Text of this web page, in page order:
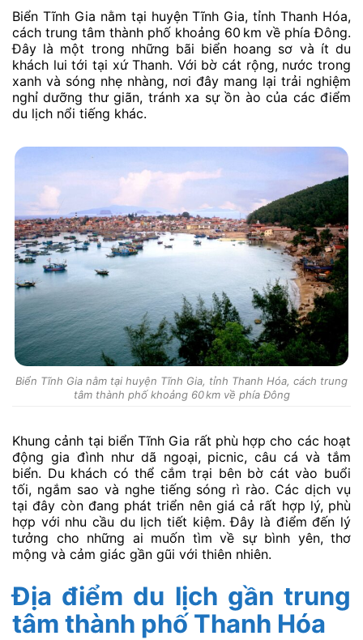
Biển Tĩnh Gia nằm tại huyện Tĩnh Gia, tỉnh Thanh Hóa,
cách trung tâm thành phố khoảng 60 km về phía Đông.
Đây là một trong những bãi biển hoang sơ và ít du
khách lui tới tại xứ Thanh. Với bờ cát rộng, nước trong
xanh và sóng nhẹ nhàng, nơi đây mang lại trải nghiệm
nghỉ dưỡng thư giãn, tránh xa sự ồn ào của các điểm
du lịch nổi tiếng khác.
Biển Tĩnh Gia nằm tại huyện Tĩnh Gia, tỉnh Thanh Hóa, cách trung
tâm thành phố khoảng 60 km về phía Đông
Khung cảnh tại biển Tĩnh Gia rất phù hợp cho các hoạt
động gia đình như dã ngoại, picnic, câu cá và tắm
biển. Du khách có thể cắm trại bên bờ cát vào buổi
tối, ngắm sao và nghe tiếng sóng rì rào. Các dịch vụ
tại đây còn đang phát triển nên giá cả rất hợp lý, phù
hợp với nhu cầu du lịch tiết kiệm. Đây là điểm đến lý
tưởng cho những ai muốn tìm về sự bình yên, thơ
mộng và cảm giác gần gũi với thiên nhiên.
Địa điểm du lịch gần trung
tâm thành phố Thanh Hóa